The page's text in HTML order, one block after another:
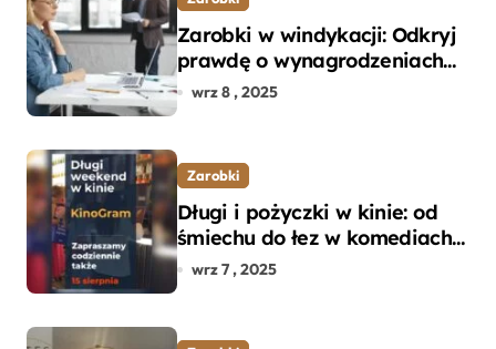
Zarobki w windykacji: Odkryj
prawdę o wynagrodzeniach
specjalistów w branży
wrz 8 , 2025
Zarobki
Długi i pożyczki w kinie: od
śmiechu do łez w komediach i
dramatach
wrz 7 , 2025